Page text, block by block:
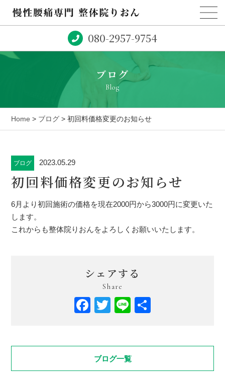
080-2957-9754
ブログ
Blog
Home > ブログ > 初回料価格変更のお知らせ
ブログ 2023.05.29
初回料価格変更のお知らせ
6月より初回施術の価格を現在2000円から3000円に変更いた
します。
これからも整体院りおんをよろしくお願いいたします。
シェアする
Share
Facebook
Twitter
Line
ブログ一覧